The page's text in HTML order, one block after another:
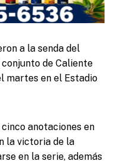
a la senda del
de Caliente
martes en el Estadio
anotaciones en
la victoria de la
en la serie, además